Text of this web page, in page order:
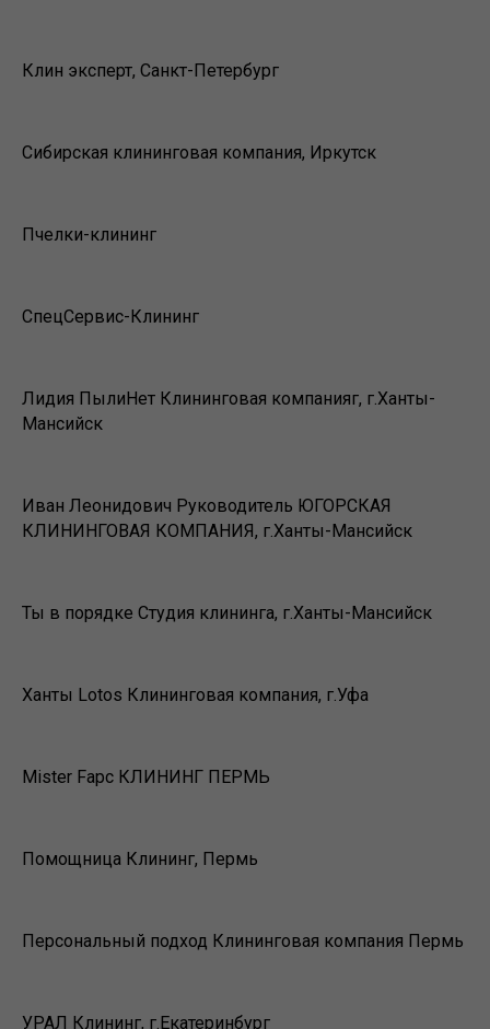
Клин эксперт, Санкт-Петербург
Сибирская клининговая компания, Иркутск
Пчелки-клининг
СпецСервис-Клининг
Лидия ПылиНет ​Клининговая компанияг, г.Ханты-
Мансийск
Иван Леонидович Руководитель ЮГОРСКАЯ
КЛИНИНГОВАЯ КОМПАНИЯ, г.Ханты-Мансийск
Ты в порядке ​Студия клининга, г.Ханты-Мансийск
Ханты Lotos ​Клининговая компания, г.Уфа
Mister Fapc КЛИНИНГ ПЕРМЬ
Помощница Клининг, Пермь
Персональный подход ​Клининговая компания Пермь
УРАЛ Клининг, г.Екатеринбург